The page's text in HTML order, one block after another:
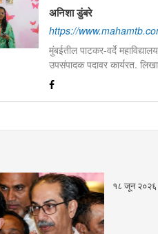
अनिशा डुंबरे
https://
मुंबईतील पाटकर-वर्दे
उपसंपादक पदावर कार्यरत.
आणि मनोरंजन विषयांत रस.
पारितोषिके.\
१८ जून २०२६